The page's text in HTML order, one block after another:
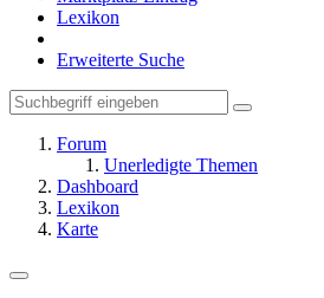
Lexikon
Erweiterte Suche
Forum
Unerledigte Themen
Dashboard
Lexikon
Karte